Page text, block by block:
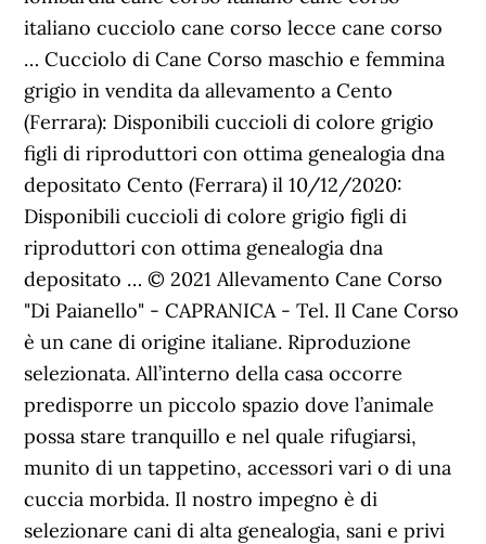
italiano cucciolo cane corso lecce cane corso
… Cucciolo di Cane Corso maschio e femmina
grigio in vendita da allevamento a Cento
(Ferrara): Disponibili cuccioli di colore grigio
figli di riproduttori con ottima genealogia dna
depositato Cento (Ferrara) il 10/12/2020:
Disponibili cuccioli di colore grigio figli di
riproduttori con ottima genealogia dna
depositato … © 2021 Allevamento Cane Corso
"Di Paianello" - CAPRANICA - Tel. Il Cane Corso
è un cane di origine italiane. Riproduzione
selezionata. All’interno della casa occorre
predisporre un piccolo spazio dove l’animale
possa stare tranquillo e nel quale rifugiarsi,
munito di un tappetino, accessori vari o di una
cuccia morbida. Il nostro impegno è di
selezionare cani di alta genealogia, sani e privi